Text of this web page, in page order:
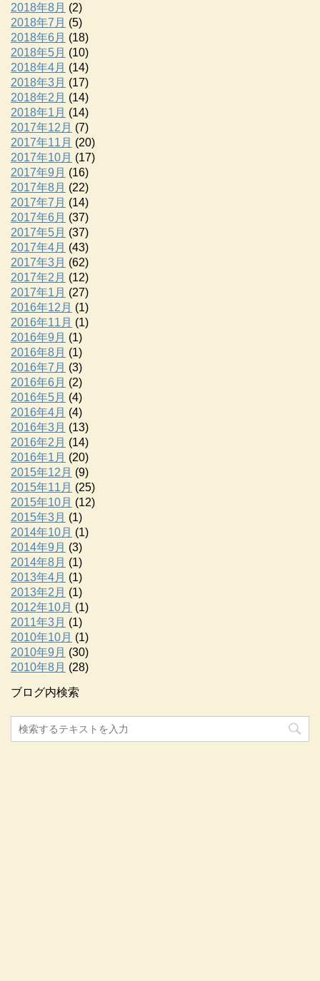
2018年8月 (2)
2018年7月 (5)
2018年6月 (18)
2018年5月 (10)
2018年4月 (14)
2018年3月 (17)
2018年2月 (14)
2018年1月 (14)
2017年12月 (7)
2017年11月 (20)
2017年10月 (17)
2017年9月 (16)
2017年8月 (22)
2017年7月 (14)
2017年6月 (37)
2017年5月 (37)
2017年4月 (43)
2017年3月 (62)
2017年2月 (12)
2017年1月 (27)
2016年12月 (1)
2016年11月 (1)
2016年9月 (1)
2016年8月 (1)
2016年7月 (3)
2016年6月 (2)
2016年5月 (4)
2016年4月 (4)
2016年3月 (13)
2016年2月 (14)
2016年1月 (20)
2015年12月 (9)
2015年11月 (25)
2015年10月 (12)
2015年3月 (1)
2014年10月 (1)
2014年9月 (3)
2014年8月 (1)
2013年4月 (1)
2013年2月 (1)
2012年10月 (1)
2011年3月 (1)
2010年10月 (1)
2010年9月 (30)
2010年8月 (28)
ブログ内検索